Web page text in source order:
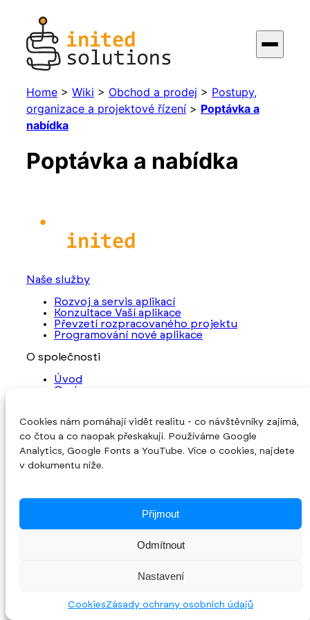
Cookies nám pomáhají vidět realitu - co návštěvníky zajímá,
co čtou a co naopak přeskakují. Používáme Google
Analytics, Google Fonts a YouTube. Více o cookies, najdete
v dokumentu níže.
Přijmout
Odmítnout
Nastavení
CookiesZásady ochrany osobních údajů
Home > Wiki > Obchod a prodej > Postupy,
organizace a projektové řízení > Poptávka a
nabídka
Poptávka a nabídka
Naše služby
Rozvoj a servis aplikací
Konzultace Vaší aplikace
Převzetí rozpracovaného projektu
Programování nové aplikace
O společnosti
Úvod
O nás
Kontakt
Cookies
Sledujte nás
© 2026 INITED Solutions s.r.o. •Zpracování